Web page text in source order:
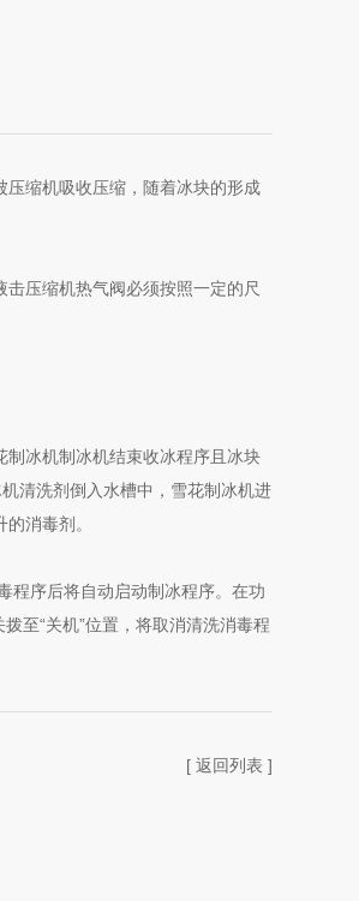
缩机吸收压缩，随着冰块的形成
压缩机热气阀必须按照一定的尺
冰机制冰机结束收冰程序且冰块
清洗剂倒入水槽中，雪花制冰机进
消毒剂。
程序后将自动启动制冰程序。在功
至“关机”位置，将取消清洗消毒程
[ 返回列表 ]